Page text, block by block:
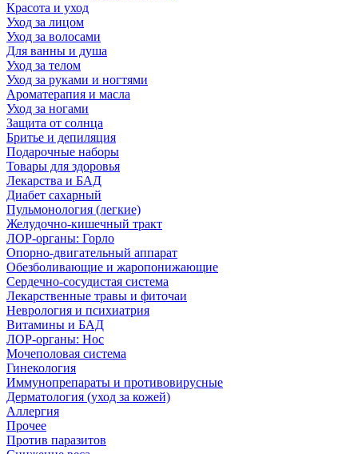
Красота и уход
Уход за лицом
Уход за волосами
Для ванны и душа
Уход за телом
Уход за руками и ногтями
Ароматерапия и масла
Уход за ногами
Защита от солнца
Бритье и депиляция
Подарочные наборы
Товары для здоровья
Лекарства и БАД
Диабет сахарный
Пульмонология (легкие)
Желудочно-кишечный тракт
ЛОР-органы: Горло
Опорно-двигательный аппарат
Обезболивающие и жаропонижающие
Сердечно-сосудистая система
Лекарственные травы и фиточаи
Неврология и психиатрия
Витамины и БАД
ЛОР-органы: Нос
Мочеполовая система
Гинекология
Иммунопрепараты и противовирусные
Дерматология (уход за кожей)
Аллергия
Прочее
Против паразитов